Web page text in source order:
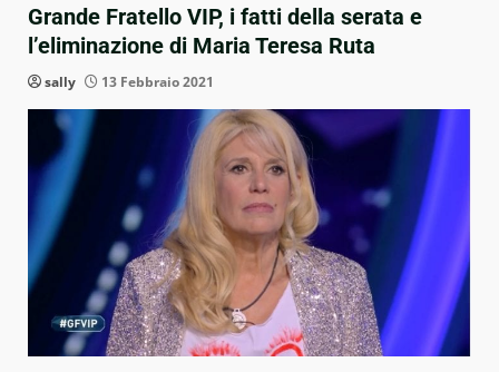
Grande Fratello VIP, i fatti della serata e
l’eliminazione di Maria Teresa Ruta
sally 13 Febbraio 2021